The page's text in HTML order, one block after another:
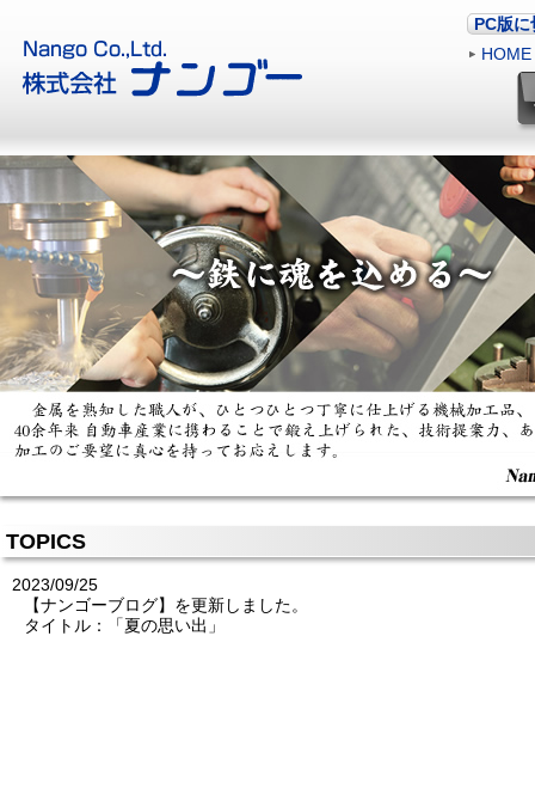
PC版に
HOME
TOPICS
2023/09/25
【ナンゴーブログ】を更新しました。
タイトル：「夏の思い出」